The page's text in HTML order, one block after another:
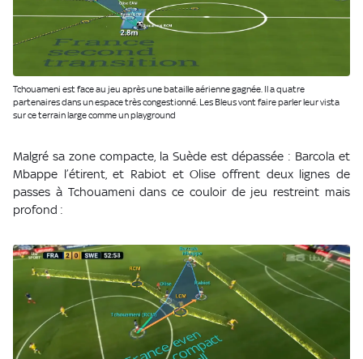
Tchouameni est face au jeu après une bataille aérienne gagnée. Il a quatre
partenaires dans un espace très congestionné. Les Bleus vont faire parler leur vista
sur ce terrain large comme un playground
Malgré sa zone compacte, la Suède est dépassée : Barcola et
Mbappe l’étirent, et Rabiot et Olise offrent deux lignes de
passes à Tchouameni dans ce couloir de jeu restreint mais
profond :